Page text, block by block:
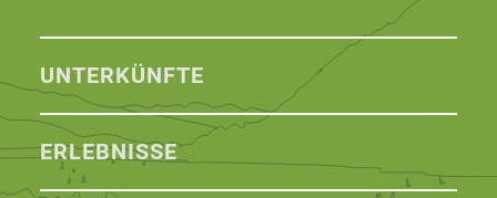
UNTERKÜNFTE
ERLEBNISSE